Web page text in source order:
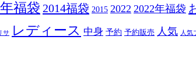
福袋 2014福袋 2015 2022 2022年福袋
サ レディース 中身 予約 予約販売 人気 人気